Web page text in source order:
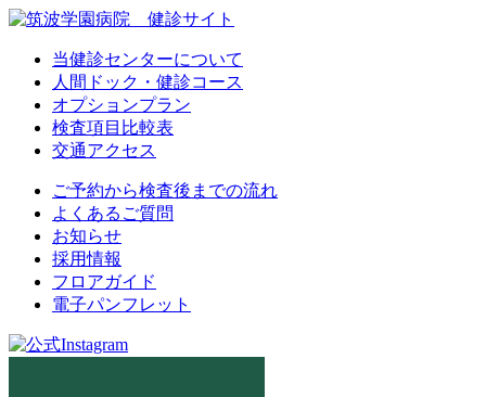
当健診センターについて
人間ドック・健診コース
オプションプラン
検査項目比較表
交通アクセス
ご予約から検査後までの流れ
よくあるご質問
お知らせ
採用情報
フロアガイド
電子パンフレット